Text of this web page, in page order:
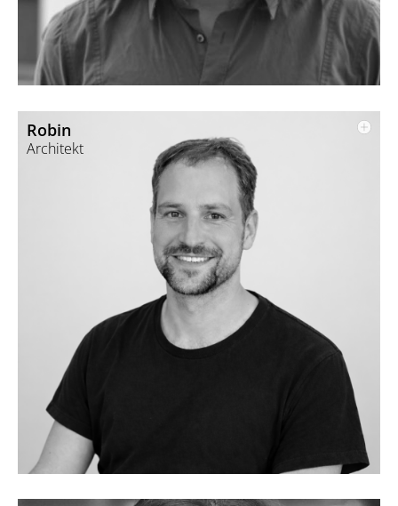
Daniel versteht sich darauf, Gebäuden durch feinfühlige,
ästhetische Raffinessen eine unaufgeregte Eleganz zu
verleihen.
Julius studierte Maschinenbau an der TU Ilmenau und
Ozeanographie an der Universität Hamburg.
Er promovierte an der TU München im Bereich Statistik und
Datenverarbeitung mit Fokus auf Klimawandel.
Bei daHome treibt er die Verbindung von Architektur, IT und
AI voran, um Planung effizienter und nachhaltiger zu machen.
Robin
Architekt